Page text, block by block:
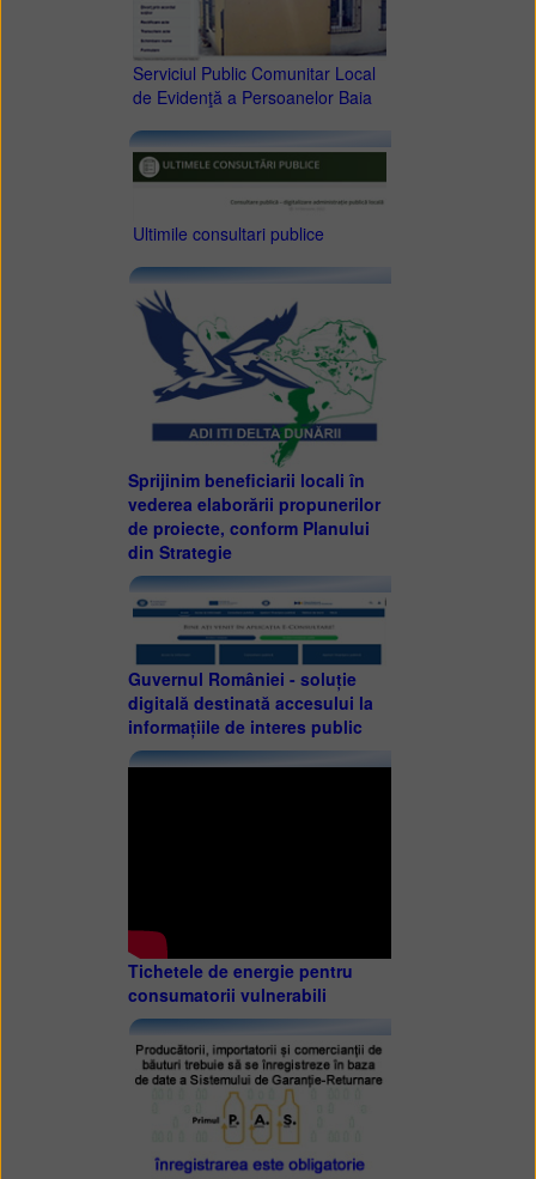
Serviciul Public Comunitar Local
de Evidenţă a Persoanelor Baia
Ultimile consultari publice
Sprijinim beneficiarii locali în
vederea elaborării propunerilor
de proiecte, conform Planului
din Strategie
Guvernul României - soluție
digitală destinată accesului la
informațiile de interes public
Tichetele de energie pentru
consumatorii vulnerabili